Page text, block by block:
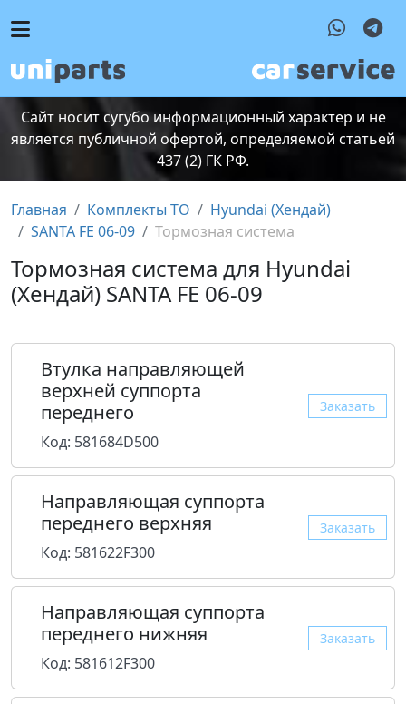
Сайт носит сугубо информационный характер и не
является публичной офертой, определяемой статьей
437 (2) ГК РФ.
Главная Комплекты ТО
Hyundai (Хендай)
SANTA FE 06-09
Тормозная система
Тормозная система для Hyundai
(Хендай) SANTA FE 06-09
Втулка направляющей
верхней суппорта
переднего
Код: 581684D500
Заказать
Направляющая суппорта
переднего верхняя
Код: 581622F300
Заказать
Направляющая суппорта
переднего нижняя
Код: 581612F300
Заказать